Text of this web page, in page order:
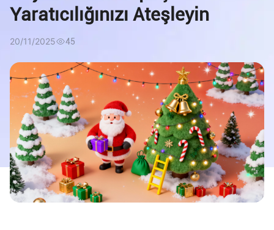
Yaratıcılığınızı Ateşleyin
20/11/2025 45